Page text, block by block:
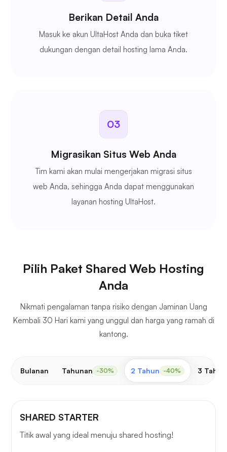
Berikan Detail Anda
Masuk ke akun UltaHost Anda dan buka tiket
dukungan dengan detail hosting lama Anda.
03
Migrasikan Situs Web Anda
Tim kami akan mulai mengerjakan migrasi situs
web Anda, sehingga Anda dapat menggunakan
layanan hosting UltaHost.
Pilih Paket Shared Web Hosting
Anda
Nikmati pengalaman tanpa risiko dengan Jaminan Uang
Kembali 30 Hari kami yang unggul dan harga yang ramah di
kantong.
Bulanan Tahunan -30% 2 Tahun -40% 3 Tahun
SHARED STARTER
Titik awal yang ideal menuju shared hosting!